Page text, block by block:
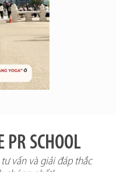
PR SCHOOL
vấn và giải đáp thắc